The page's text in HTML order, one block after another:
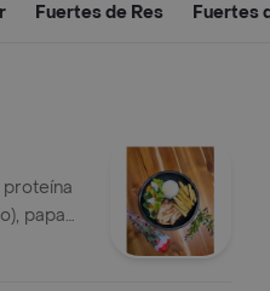
Fuertes de Res Fuertes
papa
de